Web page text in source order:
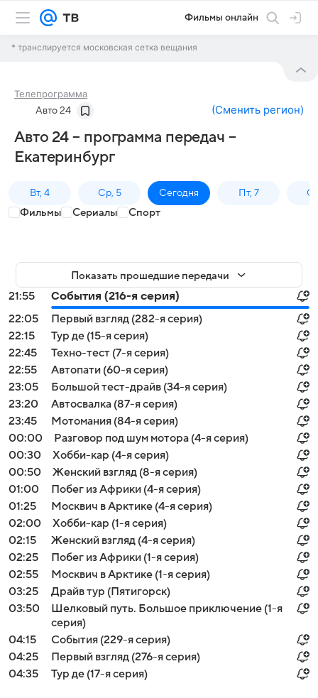
Фильмы онлайн
* транслируется московская сетка вещания
Телепрограмма
Авто 24 (Сменить регион)
Авто 24 – программа передач –
Екатеринбург
Вт, 4 Ср, 5 Сегодня Пт, 7
Фильмы Сериалы Спорт
Показать прошедшие передачи
21:55
События (216-я серия)
22:05
Первый взгляд (282-я серия)
22:15
Тур де (15-я серия)
22:45
Техно-тест (7-я серия)
22:55
Автопати (60-я серия)
23:05
Большой тест-драйв (34-я серия)
23:20
Автосвалка (87-я серия)
23:45
Мотомания (84-я серия)
00:00
Разговор под шум мотора (4-я серия)
00:30
Хобби-кар (4-я серия)
00:50
Женский взгляд (8-я серия)
01:00
Побег из Африки (4-я серия)
01:25
Москвич в Арктике (4-я серия)
02:00
Хобби-кар (1-я серия)
02:15
Женский взгляд (4-я серия)
02:25
Побег из Африки (1-я серия)
02:55
Москвич в Арктике (1-я серия)
03:25
Драйв тур (Пятигорск)
03:50
Шелковый путь. Большое приключение (1-я
серия)
04:15
События (229-я серия)
04:25
Первый взгляд (276-я серия)
04:35
Тур де (17-я серия)